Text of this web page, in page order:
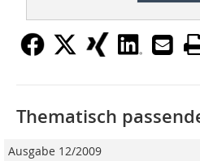
Thematisch
Ausgabe 12/2009